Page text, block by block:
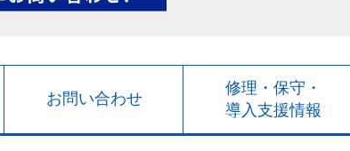
お問い合わせ
修理・保守・
導入支援情報